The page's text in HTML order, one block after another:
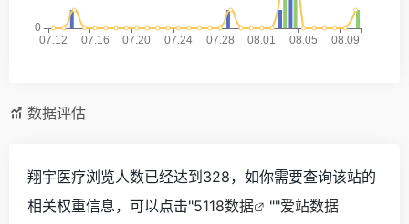
数据评估
翔宇医疗浏览人数已经达到328，如你需要查询该站的
相关权重信息，可以点击"5118数据 ""爱站数据